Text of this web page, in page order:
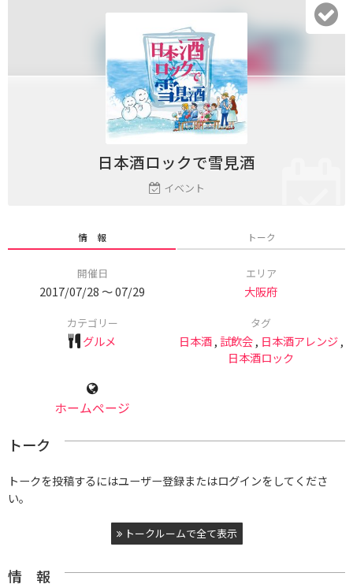
日本酒ロックで雪見酒
イベント
情 報 トーク
開催日
2017/07/28 〜 07/29
エリア
大阪府
カテゴリー
グルメ
タグ
日本酒, 試飲会, 日本酒アレンジ,
日本酒ロック
ホームページ
トーク
トークを投稿するにはユーザー登録またはログインをしてくださ
い。
トークルームで全て表示
情 報